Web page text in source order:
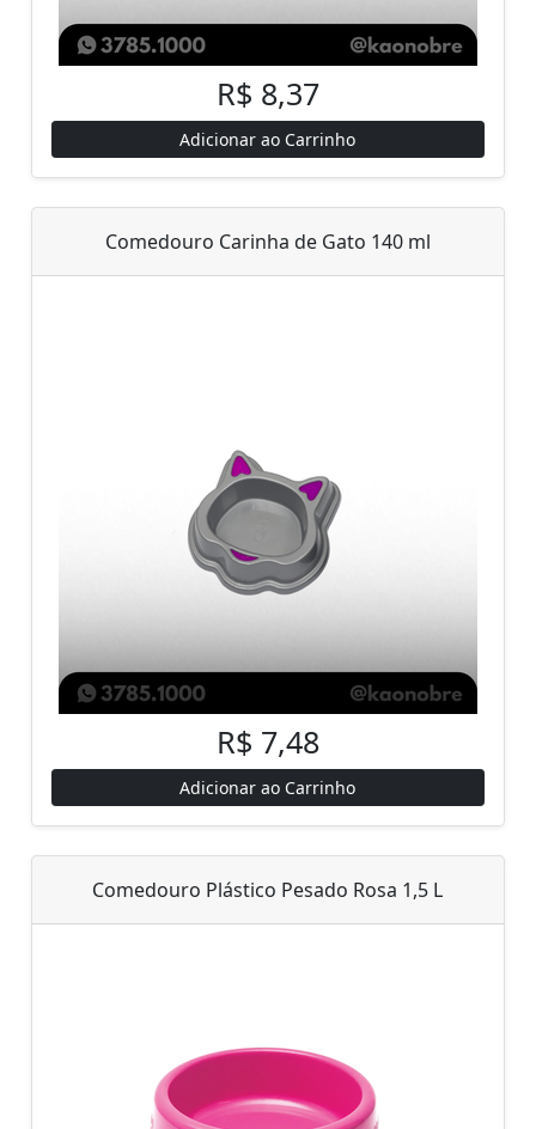
R$ 8,37
Adicionar ao Carrinho
Comedouro Carinha de Gato 140 ml
R$ 7,48
Adicionar ao Carrinho
Comedouro Plástico Pesado Rosa 1,5 L